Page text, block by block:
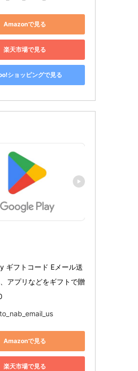
Amazonで見る
楽天市場で見る
ショッピングで見る
ギフトコード Eメール送
アプリなどをギフトで贈
Amazonで見る
楽天市場で見る